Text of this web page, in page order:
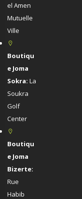
el Amen
Mutuelle
Ville
Boutiqu
e Joma
Sokra: La
Soukra
Golf
Center
Boutiqu
e Joma
Bizerte:
Rue
Habib